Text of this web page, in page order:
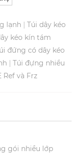
lạnh | Túi dây kéo
kéo kín tám
đứng có dây kéo
| Túi đựng nhiều
và Frz
gói nhiều lớp